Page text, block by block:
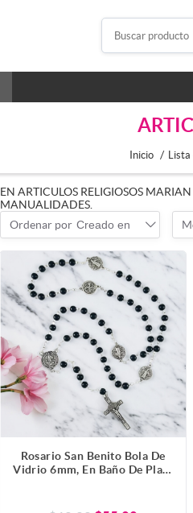
Inicio /
EN ARTICULOS RELIGIOSOS
MANUALIDADES.
Ordenar por Creado en
Rosario San Benito Bola De
Vidrio 6mm, En Baño De Plata